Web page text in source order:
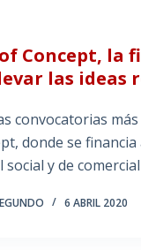
Concept, la
las ideas
convocatorias
donde se
social y de
6 ABRIL 2020